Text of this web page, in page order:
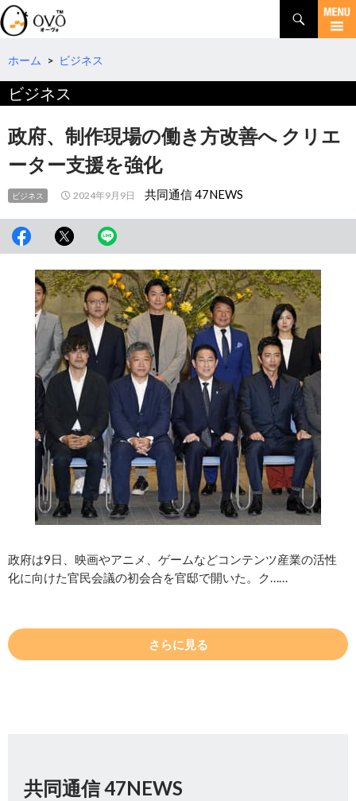
検
索
コ
テ
へ
移
動
ホーム > ビジネス
ビジネス
政府、制作現場の働き方改善へ クリエ
ーター支援を強化
ビジネス 2024年9月9日 共同通信 47NEWS
政府は9日、映画やアニメ、ゲームなどコンテンツ産業の活性
化に向けた官民会議の初会合を官邸で開いた。ク……
さらに見る
共同通信 47NEWS